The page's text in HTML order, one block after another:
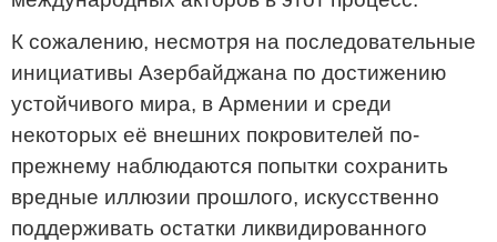
К сожалению, несмотря на последовательные
инициативы Азербайджана по достижению
устойчивого мира, в Армении и среди
некоторых её внешних покровителей по-
прежнему наблюдаются попытки сохранить
вредные иллюзии прошлого, искусственно
поддерживать остатки ликвидированного